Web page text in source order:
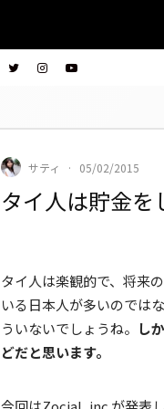
サティ · 05/02/2015
タイ人は貯金を
タイ人は楽観的で、将来
いる日本人が多いのでは
ういないでしょうね。 し
どだと思います。